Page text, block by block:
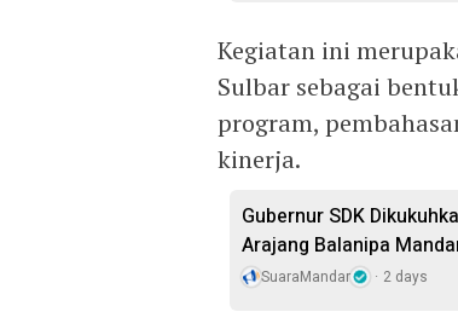
Kegiatan ini
Sulbar sebagai
program,
kinerja.
Gubernur SDK
Arajang Balanipa
SuaraMandar 2 days